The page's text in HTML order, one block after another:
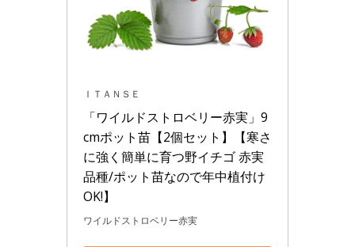
ＩＴＡＮＳＥ
「ワイルドストロベリー赤実」9
cmポット苗【2個セット】【寒さ
に強く簡単に育つ野イチゴ 赤実
品種/ポット苗なので年中植付け
OK!】
ワイルドストロベリー赤実